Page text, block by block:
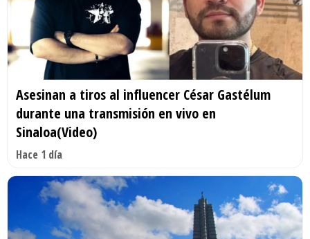
Asesinan a tiros al influencer César Gastélum
durante una transmisión en vivo en
Sinaloa(Video)
Hace 1 día